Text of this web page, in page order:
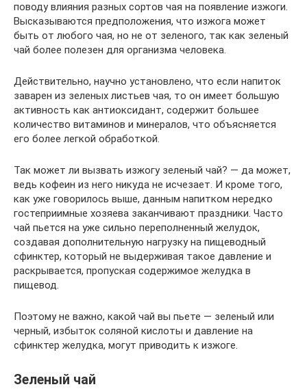
поводу влияния разных сортов чая на появление изжоги.
Высказываются предположения, что изжога может
быть от любого чая, но не от зеленого, так как зеленый
чай более полезен для организма человека.
Действительно, научно установлено, что если напиток
заварен из зеленых листьев чая, то он имеет большую
активность как антиоксидант, содержит большее
количество витаминов и минералов, что объясняется
его более легкой обработкой.
Так может ли вызвать изжогу зеленый чай? — да может,
ведь кофеин из него никуда не исчезает. И кроме того,
как уже говорилось выше, данным напитком нередко
гостеприимные хозяева заканчивают праздники. Часто
чай пьется на уже сильно переполненный желудок,
создавая дополнительную нагрузку на пищеводный
сфинктер, который не выдерживая такое давление и
раскрывается, пропуская содержимое желудка в
пищевод.
Поэтому не важно, какой чай вы пьете — зеленый или
черный, избыток соляной кислоты и давление на
сфинктер желудка, могут приводить к изжоге.
Зеленый чай